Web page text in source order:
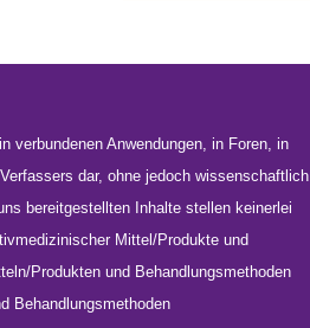
verbundenen Anwendungen, in Foren, in
dar, ohne jedoch wissenschaftlich
bereitgestellten Inhalte stellen keinerlei
Mittel/Produkte und
Produkten und Behandlungsmethoden
Behandlungsmethoden